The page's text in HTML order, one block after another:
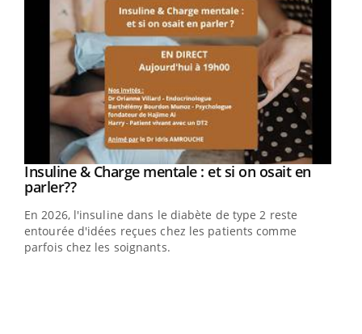
Youtube
Insuline & Charge mentale : et si on osait en
parler??Youtube
En 2026, l'insuline dans le diabète de type 2 reste
entourée d'idées reçues chez les patients comme
parfois chez les soignants.